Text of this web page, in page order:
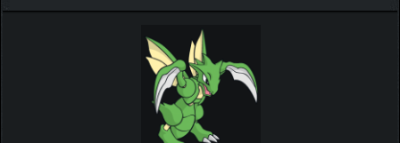
Benim ve diğer eğitmenlerin taktikleri için